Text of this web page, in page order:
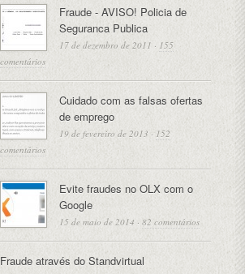
Fraude - AVISO! Policia de
Seguranca Publica
17 de dezembro de 2011 · 155
comentários
Cuidado com as falsas ofertas
de emprego
19 de fevereiro de 2013 · 152
comentários
Evite fraudes no OLX com o
Google
15 de maio de 2014 · 82 comentários
Fraude através do Standvirtual